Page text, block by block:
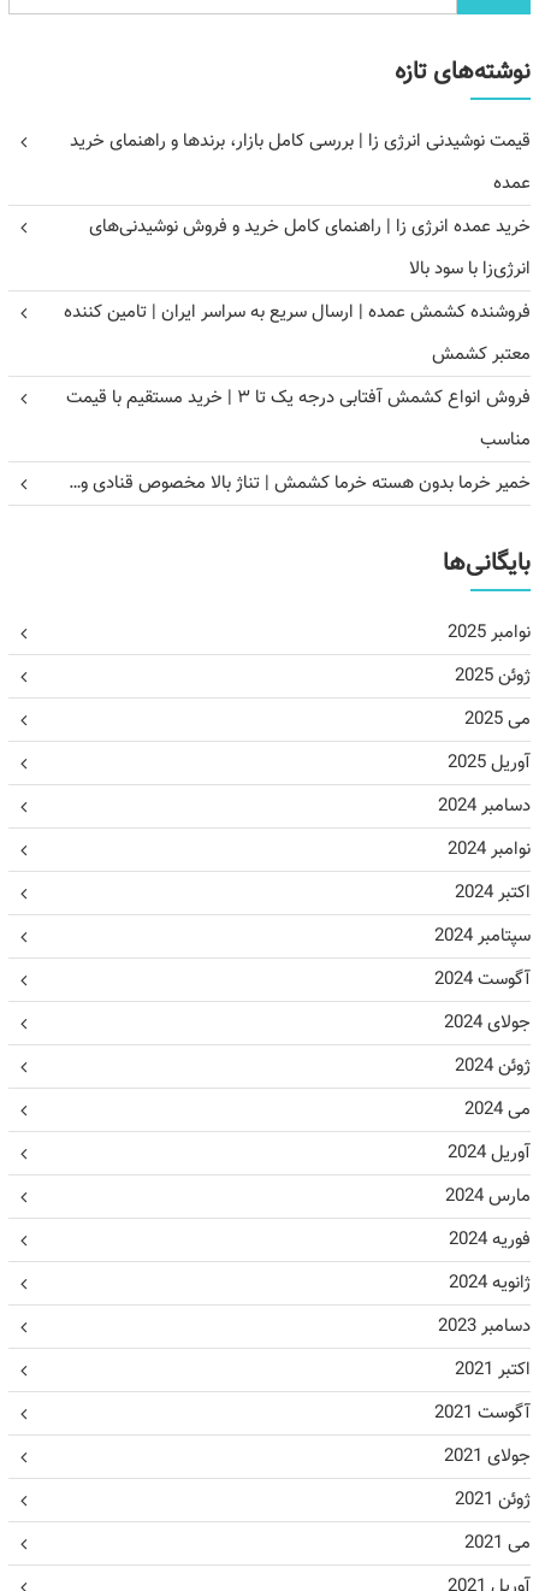
نوشته‌های تازه
قیمت نوشیدنی انرژی زا | بررسی کامل بازار، برندها و راهنمای خرید
عمده
خرید عمده انرژی زا | راهنمای کامل خرید و فروش نوشیدنی‌های
انرژی‌زا با سود بالا
فروشنده کشمش عمده | ارسال سریع به سراسر ایران | تامین کننده
معتبر کشمش
فروش انواع کشمش آفتابی درجه یک تا ۳ | خرید مستقیم با قیمت
مناسب
خمیر خرما بدون هسته خرما کشمش | تناژ بالا مخصوص قنادی و…
بایگانی‌ها
نوامبر 2025
ژوئن 2025
می 2025
آوریل 2025
دسامبر 2024
نوامبر 2024
اکتبر 2024
سپتامبر 2024
آگوست 2024
جولای 2024
ژوئن 2024
می 2024
آوریل 2024
مارس 2024
فوریه 2024
ژانویه 2024
دسامبر 2023
اکتبر 2021
آگوست 2021
جولای 2021
ژوئن 2021
می 2021